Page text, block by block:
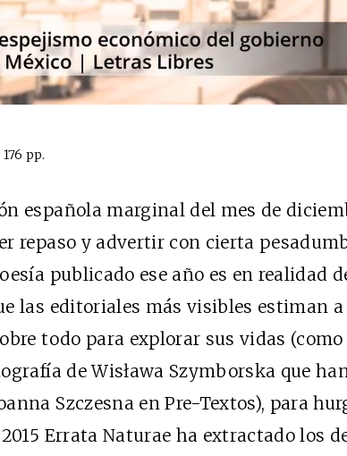
pp.
española marginal del mes de
repaso y advertir con cierta
publicado ese año es en realidad
las editoriales más visibles estiman
todo para explorar sus vidas
de Wisława Szymborska que
Szczesna en Pre-Textos), para
Errata Naturae ha extractado los